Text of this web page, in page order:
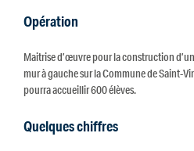
Opération
Maitrise d’œuvre pour la construction
mur à gauche sur la Commune de Saint-
pourra accueillir 600 élèves.
Quelques chiffres